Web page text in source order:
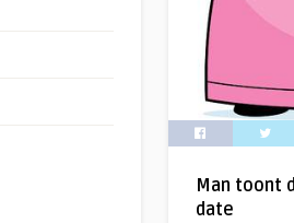
Man toont
date